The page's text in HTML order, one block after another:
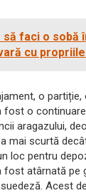
să faci o sobă
cu
o
fost o
aragazului,
mai scurtă
loc pentru
fost atârnată pe
Acest